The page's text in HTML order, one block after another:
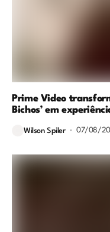
Prime Video
Bichos’ em
Wilson Spiler 07/08/